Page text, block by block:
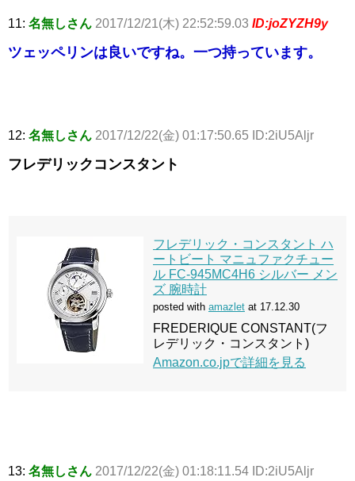
11: 名無しさん 2017/12/21(木) 22:52:59.03 ID:joZYZH9y
ツェッペリンは良いですね。一つ持っています。
12: 名無しさん 2017/12/22(金) 01:17:50.65 ID:2iU5Aljr
フレデリックコンスタント
フレデリック・コンスタント ハ
ートビート マニュファクチュー
ル FC-945MC4H6 シルバー メン
ズ 腕時計
posted with amazlet at 17.12.30
FREDERIQUE CONSTANT(フ
レデリック・コンスタント)
Amazon.co.jpで詳細を見る
13: 名無しさん 2017/12/22(金) 01:18:11.54 ID:2iU5Aljr